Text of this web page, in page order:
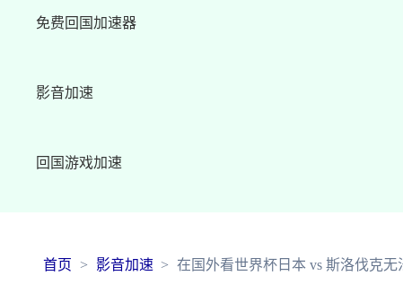
免费回国加速器
影音加速
回国游戏加速
首页 影音加速 在国外看世界杯日本 vs 斯洛伐克